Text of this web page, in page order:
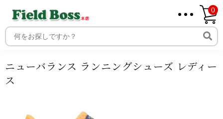
ホーム
メンバー
0
ホーム 商品 商品ジャンル スポーツ
レディ
ース
シューズ
ニューバランス ランニングシューズ レディー
ス
ニューバランス ランニングシューズ レディー
ス